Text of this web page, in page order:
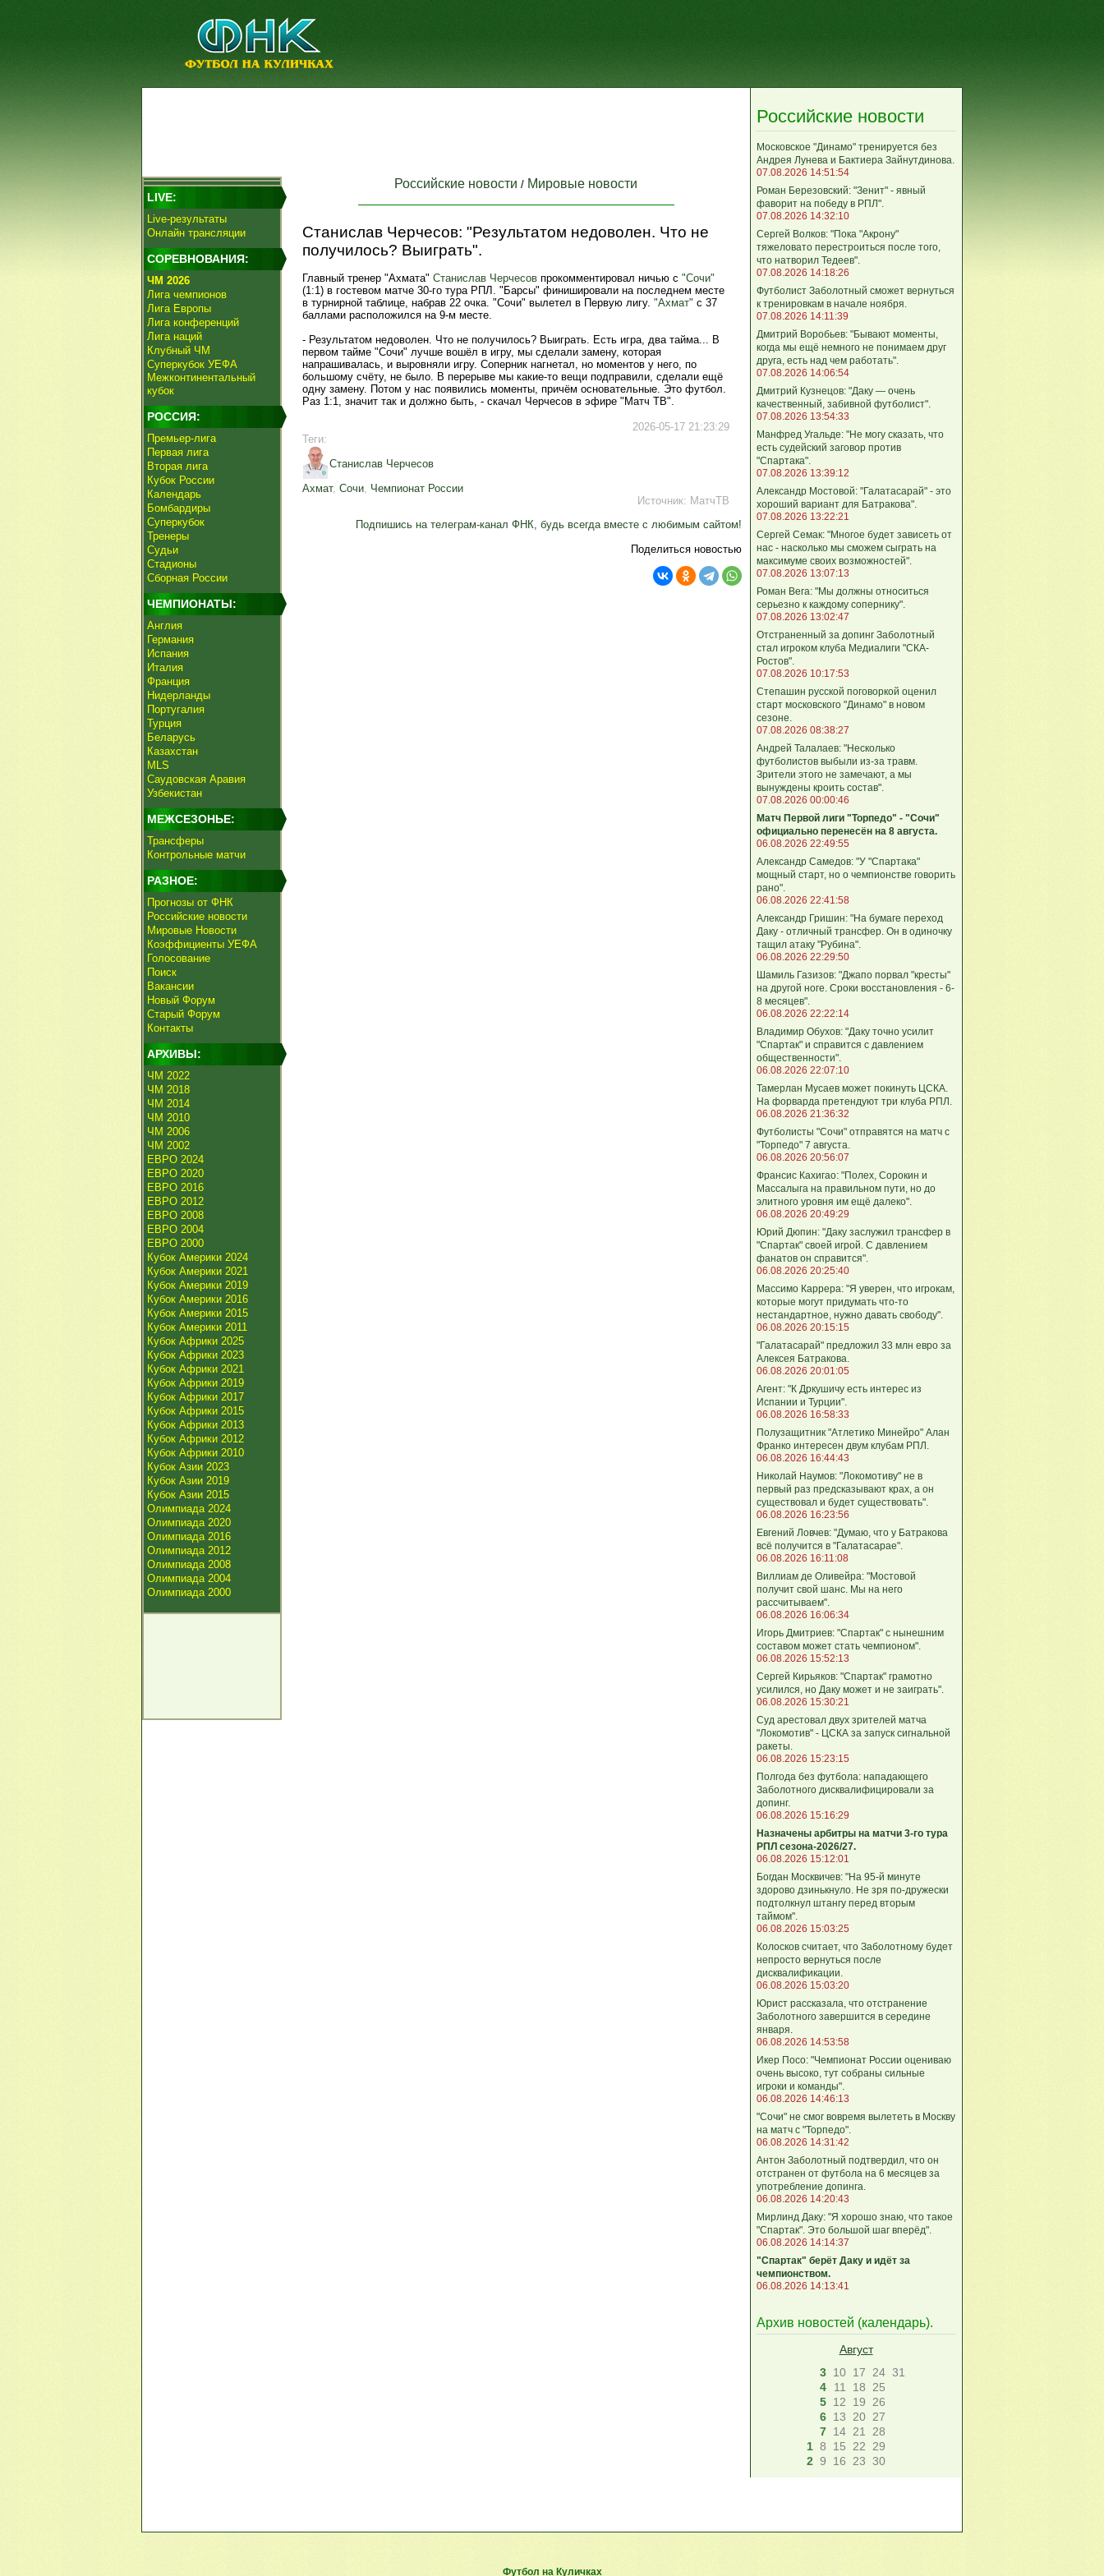
LIVE:
Live-результаты
Онлайн трансляции
СОРЕВНОВАНИЯ:
ЧМ 2026
Лига чемпионов
Лига Европы
Лига конференций
Лига наций
Клубный ЧМ
Суперкубок УЕФА
Межконтинентальный
кубок
РОССИЯ:
Премьер-лига
Первая лига
Вторая лига
Кубок России
Календарь
Бомбардиры
Суперкубок
Тренеры
Судьи
Стадионы
Сборная России
ЧЕМПИОНАТЫ:
Англия
Германия
Испания
Италия
Франция
Нидерланды
Португалия
Турция
Беларусь
Казахстан
MLS
Саудовская Аравия
Узбекистан
МЕЖСЕЗОНЬЕ:
Трансферы
Контрольные матчи
РАЗНОЕ:
Прогнозы от ФНК
Российские новости
Мировые Новости
Коэффициенты УЕФА
Голосование
Поиск
Вакансии
Новый Форум
Старый Форум
Контакты
АРХИВЫ:
ЧМ 2022
ЧМ 2018
ЧМ 2014
ЧМ 2010
ЧМ 2006
ЧМ 2002
ЕВРО 2024
ЕВРО 2020
ЕВРО 2016
ЕВРО 2012
ЕВРО 2008
ЕВРО 2004
ЕВРО 2000
Кубок Америки 2024
Кубок Америки 2021
Кубок Америки 2019
Кубок Америки 2016
Кубок Америки 2015
Кубок Америки 2011
Кубок Африки 2025
Кубок Африки 2023
Кубок Африки 2021
Кубок Африки 2019
Кубок Африки 2017
Кубок Африки 2015
Кубок Африки 2013
Кубок Африки 2012
Кубок Африки 2010
Кубок Азии 2023
Кубок Азии 2019
Кубок Азии 2015
Олимпиада 2024
Олимпиада 2020
Олимпиада 2016
Олимпиада 2012
Олимпиада 2008
Олимпиада 2004
Олимпиада 2000
Российские новости / Мировые новости
Станислав Черчесов: "Результатом недоволен. Что не
получилось? Выиграть".
Главный тренер "Ахмата" Станислав Черчесов прокомментировал ничью с "Сочи"
(1:1) в гостевом матче 30-го тура РПЛ. "Барсы" финишировали на последнем месте
в турнирной таблице, набрав 22 очка. "Сочи" вылетел в Первую лигу. "Ахмат" с 37
баллами расположился на 9-м месте.
- Результатом недоволен. Что не получилось? Выиграть. Есть игра, два тайма... В
первом тайме "Сочи" лучше вошёл в игру, мы сделали замену, которая
напрашивалась, и выровняли игру. Соперник нагнетал, но моментов у него, по
большому счёту, не было. В перерыве мы какие-то вещи подправили, сделали ещё
одну замену. Потом у нас появились моменты, причём основательные. Это футбол.
Раз 1:1, значит так и должно быть, - скачал Черчесов в эфире "Матч ТВ".
2026-05-17 21:23:29
Теги:
Станислав Черчесов
Ахмат, Сочи, Чемпионат России
Источник: МатчТВ
Подпишись на телеграм-канал ФНК, будь всегда вместе с любимым сайтом!
Поделиться новостью
Российские новости
Московское "Динамо" тренируется без
Андрея Лунева и Бактиера Зайнутдинова.
07.08.2026 14:51:54
Роман Березовский: "Зенит" - явный
фаворит на победу в РПЛ".
07.08.2026 14:32:10
Сергей Волков: "Пока "Акрону"
тяжеловато перестроиться после того,
что натворил Тедеев".
07.08.2026 14:18:26
Футболист Заболотный сможет вернуться
к тренировкам в начале ноября.
07.08.2026 14:11:39
Дмитрий Воробьев: "Бывают моменты,
когда мы ещё немного не понимаем друг
друга, есть над чем работать".
07.08.2026 14:06:54
Дмитрий Кузнецов: "Даку — очень
качественный, забивной футболист".
07.08.2026 13:54:33
Манфред Угальде: "Не могу сказать, что
есть судейский заговор против
"Спартака".
07.08.2026 13:39:12
Александр Мостовой: "Галатасарай" - это
хороший вариант для Батракова".
07.08.2026 13:22:21
Сергей Семак: "Многое будет зависеть от
нас - насколько мы сможем сыграть на
максимуме своих возможностей".
07.08.2026 13:07:13
Роман Вега: "Мы должны относиться
серьезно к каждому сопернику".
07.08.2026 13:02:47
Отстраненный за допинг Заболотный
стал игроком клуба Медиалиги "СКА-
Ростов".
07.08.2026 10:17:53
Степашин русской поговоркой оценил
старт московского "Динамо" в новом
сезоне.
07.08.2026 08:38:27
Андрей Талалаев: "Несколько
футболистов выбыли из-за травм.
Зрители этого не замечают, а мы
вынуждены кроить состав".
07.08.2026 00:00:46
Матч Первой лиги "Торпедо" - "Сочи"
официально перенесён на 8 августа.
06.08.2026 22:49:55
Александр Самедов: "У "Спартака"
мощный старт, но о чемпионстве говорить
рано".
06.08.2026 22:41:58
Александр Гришин: "На бумаге переход
Даку - отличный трансфер. Он в одиночку
тащил атаку "Рубина".
06.08.2026 22:29:50
Шамиль Газизов: "Джапо порвал "кресты"
на другой ноге. Сроки восстановления - 6-
8 месяцев".
06.08.2026 22:22:14
Владимир Обухов: "Даку точно усилит
"Спартак" и справится с давлением
общественности".
06.08.2026 22:07:10
Тамерлан Мусаев может покинуть ЦСКА.
На форварда претендуют три клуба РПЛ.
06.08.2026 21:36:32
Футболисты "Сочи" отправятся на матч с
"Торпедо" 7 августа.
06.08.2026 20:56:07
Франсис Кахигао: "Полех, Сорокин и
Массалыга на правильном пути, но до
элитного уровня им ещё далеко".
06.08.2026 20:49:29
Юрий Дюпин: "Даку заслужил трансфер в
"Спартак" своей игрой. С давлением
фанатов он справится".
06.08.2026 20:25:40
Массимо Каррера: "Я уверен, что игрокам,
которые могут придумать что-то
нестандартное, нужно давать свободу".
06.08.2026 20:15:15
"Галатасарай" предложил 33 млн евро за
Алексея Батракова.
06.08.2026 20:01:05
Агент: "К Дркушичу есть интерес из
Испании и Турции".
06.08.2026 16:58:33
Полузащитник "Атлетико Минейро" Алан
Франко интересен двум клубам РПЛ.
06.08.2026 16:44:43
Николай Наумов: "Локомотиву" не в
первый раз предсказывают крах, а он
существовал и будет существовать".
06.08.2026 16:23:56
Евгений Ловчев: "Думаю, что у Батракова
всё получится в "Галатасарае".
06.08.2026 16:11:08
Виллиам де Оливейра: "Мостовой
получит свой шанс. Мы на него
рассчитываем".
06.08.2026 16:06:34
Игорь Дмитриев: "Спартак" с нынешним
составом может стать чемпионом".
06.08.2026 15:52:13
Сергей Кирьяков: "Спартак" грамотно
усилился, но Даку может и не заиграть".
06.08.2026 15:30:21
Суд арестовал двух зрителей матча
"Локомотив" - ЦСКА за запуск сигнальной
ракеты.
06.08.2026 15:23:15
Полгода без футбола: нападающего
Заболотного дисквалифицировали за
допинг.
06.08.2026 15:16:29
Назначены арбитры на матчи 3-го тура
РПЛ сезона-2026/27.
06.08.2026 15:12:01
Богдан Москвичев: "На 95‑й минуте
здорово дзинькнуло. Не зря по‑дружески
подтолкнул штангу перед вторым
таймом".
06.08.2026 15:03:25
Колосков считает, что Заболотному будет
непросто вернуться после
дисквалификации.
06.08.2026 15:03:20
Юрист рассказала, что отстранение
Заболотного завершится в середине
января.
06.08.2026 14:53:58
Икер Посо: "Чемпионат России оцениваю
очень высоко, тут собраны сильные
игроки и команды".
06.08.2026 14:46:13
"Сочи" не смог вовремя вылететь в Москву
на матч с "Торпедо".
06.08.2026 14:31:42
Антон Заболотный подтвердил, что он
отстранен от футбола на 6 месяцев за
употребление допинга.
06.08.2026 14:20:43
Мирлинд Даку: "Я хорошо знаю, что такое
"Спартак". Это большой шаг вперёд".
06.08.2026 14:14:37
"Спартак" берёт Даку и идёт за
чемпионством.
06.08.2026 14:13:41
Архив новостей (календарь).
Август
3 10 17 24 31
4
11 18
25
5 12 19
26
6 13 20 27
7 14 21
28
1 8 15 22
29
2 9 16 23 30
Футбол на Куличках